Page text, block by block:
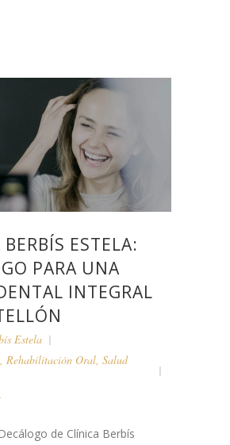
ESTELA:
PARA UNA
INTEGRAL
Estela
, Rehabilitación Oral, Salud
de Clínica Berbís